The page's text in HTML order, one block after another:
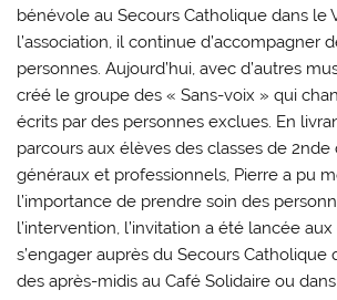
bénévole au Secours Catholique dans le
l’association, il continue d’accompagner
personnes. Aujourd’hui, avec d’autres
créé le groupe des « Sans-voix » qui
écrits par des personnes exclues. En
parcours aux élèves des classes de 2nde
généraux et professionnels, Pierre a pu
l’importance de prendre soin des
l’intervention, l’invitation a été lancée
s’engager auprès du Secours Catholique
des après-midis au Café Solidaire ou